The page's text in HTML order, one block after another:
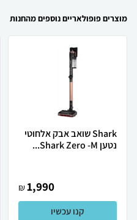
מוצרים פופולאריים נוספים מהחנות
Shark שואב אבק אלחוטי
נטען Shark Zero -M...
1,990
₪
קנו עכשיו